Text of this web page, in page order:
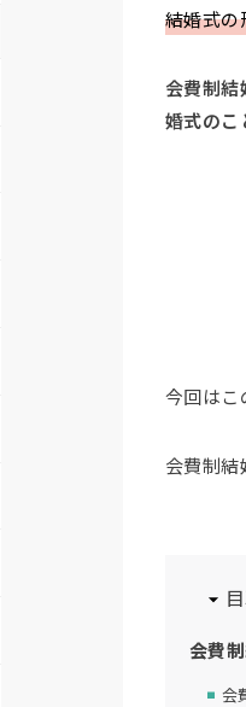
結婚式の
会費制結
婚式のこ
今回はこ
会費制結
会費
会